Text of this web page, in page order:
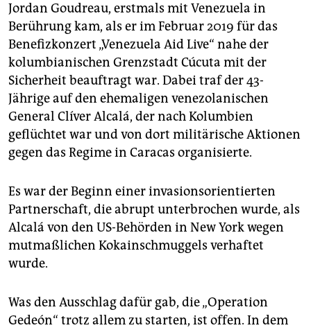
Jordan Goudreau, erstmals mit Venezuela in
Berührung kam, als er im Februar 2019 für das
Benefizkonzert „Venezuela Aid Live“ nahe der
kolumbianischen Grenzstadt Cúcuta mit der
Sicherheit beauftragt war. Dabei traf der 43-
Jährige auf den ehemaligen venezolanischen
General Clíver Alcalá, der nach Kolumbien
geflüchtet war und von dort militärische Aktionen
gegen das Regime in Caracas organisierte.
Es war der Beginn einer invasionsorientierten
Partnerschaft, die abrupt unterbrochen wurde, als
Alcalá von den US-Behörden in New York wegen
mutmaßlichen Kokainschmuggels verhaftet
wurde.
Was den Ausschlag dafür gab, die „Operation
Gedeón“ trotz allem zu starten, ist offen. In dem